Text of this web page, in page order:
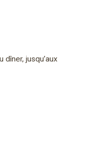
jusqu’aux